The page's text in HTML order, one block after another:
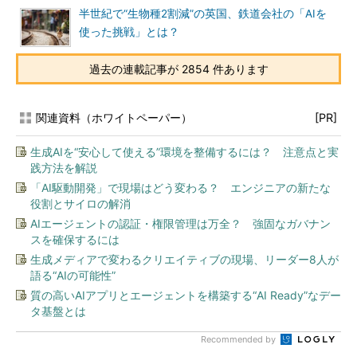
半世紀で“生物種2割減”の英国、鉄道会社の「AIを
使った挑戦」とは？
過去の連載記事が 2854 件あります
関連資料（ホワイトペーパー） [PR]
生成AIを“安心して使える”環境を整備するには？ 注意点と実
践方法を解説
「AI駆動開発」で現場はどう変わる？ エンジニアの新たな
役割とサイロの解消
AIエージェントの認証・権限管理は万全？ 強固なガバナン
スを確保するには
生成メディアで変わるクリエイティブの現場、リーダー8人が
語る“AIの可能性”
質の高いAIアプリとエージェントを構築する“AI Ready”なデー
タ基盤とは
Recommended by